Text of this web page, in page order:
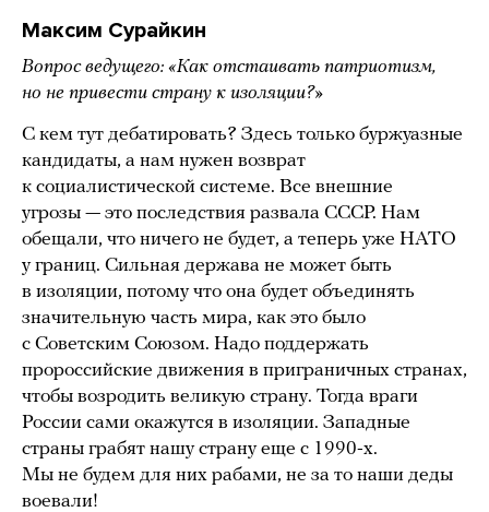
Максим Сурайкин
Вопрос ведущего: «Как отстаивать патриотизм,
но не привести страну к изоляции?»
С кем тут дебатировать? Здесь только буржуазные
кандидаты, а нам нужен возврат
к социалистической системе. Все внешние
угрозы — это последствия развала СССР. Нам
обещали, что ничего не будет, а теперь уже НАТО
у границ. Сильная держава не может быть
в изоляции, потому что она будет объединять
значительную часть мира, как это было
с Советским Союзом. Надо поддержать
пророссийские движения в приграничных странах,
чтобы возродить великую страну. Тогда враги
России сами окажутся в изоляции. Западные
страны грабят нашу страну еще с 1990-х.
Мы не будем для них рабами, не за то наши деды
воевали!